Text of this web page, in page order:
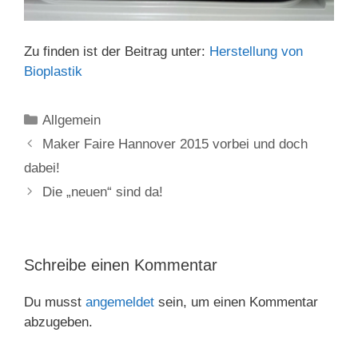
Zu finden ist der Beitrag unter: Herstellung von
Bioplastik
Kategorien
Allgemein
Maker Faire Hannover 2015 vorbei und doch
dabei!
Die „neuen“ sind da!
Schreibe einen Kommentar
Du musst angemeldet sein, um einen Kommentar
abzugeben.